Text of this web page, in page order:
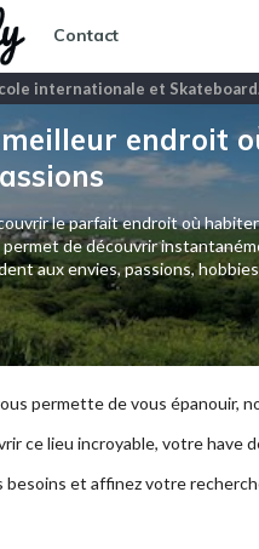
Contact
internationale et Skateboard.
endroit
le parfait endroit où
permet de découvrir
aux envies, passions,
permette de vous épanouir,
ce lieu incroyable, votre
besoins et affinez votre